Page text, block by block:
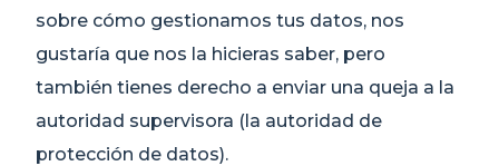
sobre cómo gestionamos tus datos, nos
gustaría que nos la hicieras saber, pero
también tienes derecho a enviar una queja a la
autoridad supervisora (la autoridad de
protección de datos).